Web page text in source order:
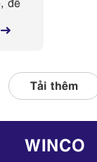
Tải thêm
WINCO